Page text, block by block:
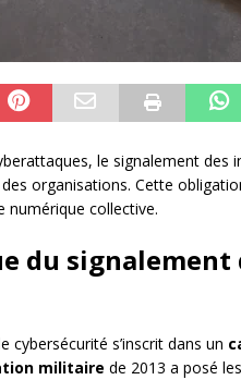
le signalement des
organisations. Cette
numérique collective.
du signalement
cybersécurité s’inscrit dans un
militaire de 2013 a posé